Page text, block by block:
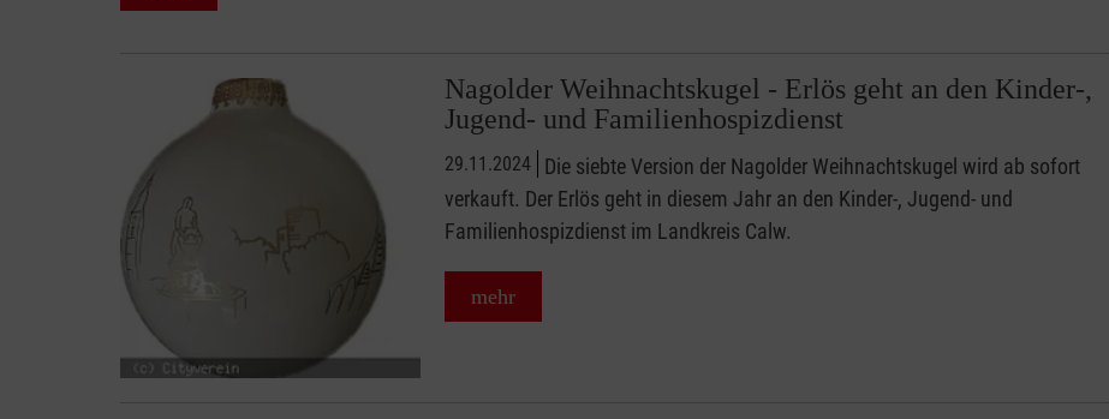
Nagolder Weihnachtskugel - Erlös geht an den Kinder-,
Jugend- und Familienhospizdienst
29.11.2024
Die siebte Version der Nagolder Weihnachtskugel wird ab sofort
verkauft. Der Erlös geht in diesem Jahr an den Kinder-, Jugend- und
Familienhospizdienst im Landkreis Calw.
mehr